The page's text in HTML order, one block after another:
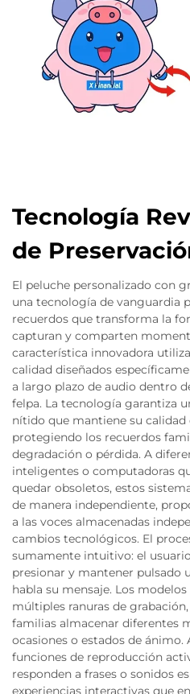
Tecnología
de
El peluche personalizado con
una tecnología de vanguardia
recuerdos que transforma la
capturan y comparten
característica innovadora
calidad diseñados
a largo plazo de audio dentro
felpa. La tecnología garantiza
nítido que mantiene su calidad
protegiendo los recuerdos
degradación o pérdida. A
inteligentes o computadoras
quedar obsoletos, estos
de manera independiente,
a las voces almacenadas
cambios tecnológicos. El
sumamente intuitivo: el
presionar y mantener pulsado
habla su mensaje. Los
múltiples ranuras de
familias almacenar diferentes
ocasiones o estados de
funciones de reproducción
responden a frases o sonidos
experiencias interactivas que